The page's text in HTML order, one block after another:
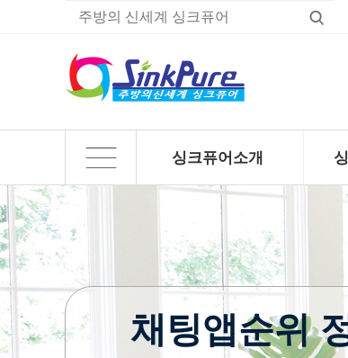
싱크퓨어소개
하위분류
하위분류
채팅앱순위